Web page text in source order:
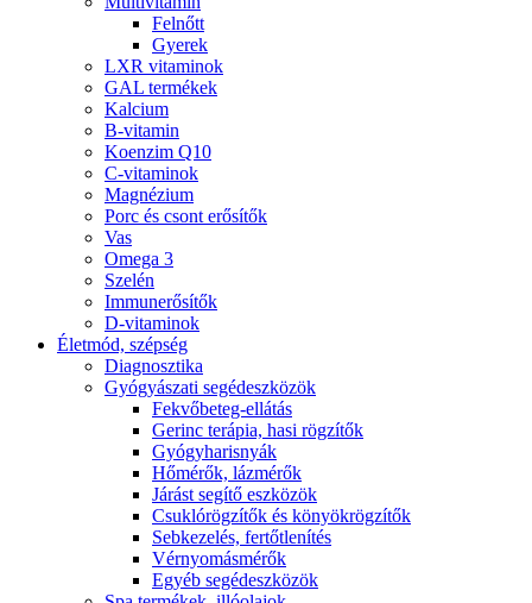
Felnőtt
Gyerek
LXR vitaminok
GAL termékek
Kalcium
B-vitamin
Koenzim Q10
C-vitaminok
Magnézium
Porc és csont erősítők
Vas
Omega 3
Szelén
Immunerősítők
D-vitaminok
Életmód, szépség
Diagnosztika
Gyógyászati segédeszközök
Fekvőbeteg-ellátás
Gerinc terápia, hasi rögzítők
Gyógyharisnyák
Hőmérők, lázmérők
Járást segítő eszközök
Csuklórögzítők és könyökrögzítők
Sebkezelés, fertőtlenítés
Vérnyomásmérők
Egyéb segédeszközök